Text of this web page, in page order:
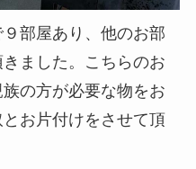
部屋あり、他のお部
ました。こちらのお
の方が必要な物をお
お片付けをさせて頂